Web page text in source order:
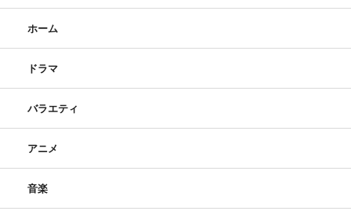
ホーム
ドラマ
バラエティ
アニメ
音楽